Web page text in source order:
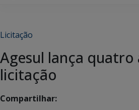
Licitação
Agesul lança quatro
licitação
Compartilhar: